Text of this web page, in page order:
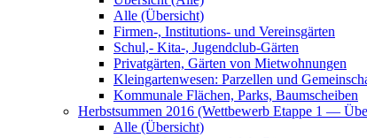
Alle (Übersicht)
Firmen-, Institutions- und Vereinsgärten
Schul,- Kita-, Jugendclub-Gärten
Privatgärten, Gärten von Mietwohnungen
Kleingartenwesen: Parzellen und
Kommunale Flächen, Parks, Baumscheiben
Herbstsummen 2016 (Wettbewerb Etappe 1 —
Alle (Übersicht)